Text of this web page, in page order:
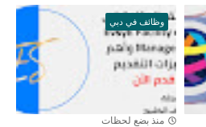
وظائف في دبي
منذ بضع لحظات